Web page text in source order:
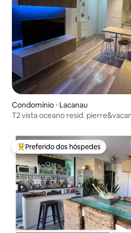
Condomínio ⋅ Lacanau
T2 vista oceano resid.
Entre os melhores preferidos dos
Preferido dos hóspedes